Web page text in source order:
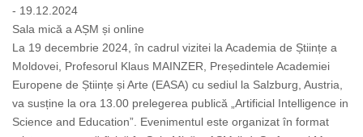
- 19.12.2024
Sala mică a AȘM și online
La 19 decembrie 2024, în cadrul vizitei la Academia de Științe a
Moldovei, Profesorul Klaus MAINZER, Președintele Academiei
Europene de Științe și Arte (EASA) cu sediul la Salzburg, Austria,
va susține la ora 13.00 prelegerea publică „Artificial Intelligence in
Science and Education”. Evenimentul este organizat în format